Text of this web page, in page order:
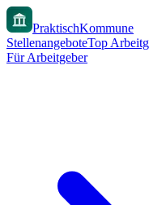
PraktischKommune
StellenangeboteTop
Für Arbeitgeber